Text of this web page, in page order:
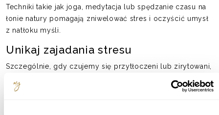
Techniki takie jak joga, medytacja lub spędzanie czasu na
łonie natury pomagają zniwelować stres i oczyścić umysł
z natłoku myśli.
Unikaj zajadania stresu
Szczególnie, gdy czujemy się przytłoczeni lub zirytowani,
jak słodycze czy alkohol, które źle wpływają na